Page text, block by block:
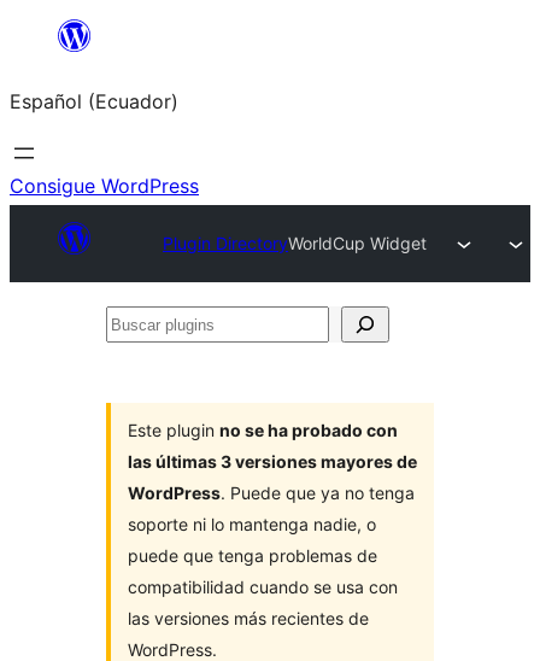
Saltar
contenido
Español (Ecuador)
Consigue WordPress
Plugin DirectoryWorldCup Widget
Buscar
Este plugin no se ha probado con
las últimas 3 versiones mayores de
WordPress. Puede que ya no tenga
soporte ni lo mantenga nadie, o
puede que tenga problemas de
compatibilidad cuando se usa con
las versiones más recientes de
WordPress.